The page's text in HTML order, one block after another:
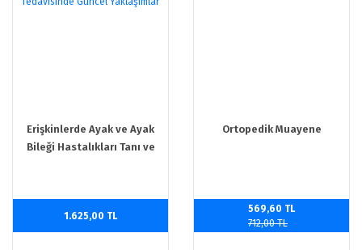
Erişkinlerde Ayak ve Ayak
Bileği Hastalıkları Tanı ve
1.625,00 TL
Ortopedik Muayene
569,60 TL
712,00 TL